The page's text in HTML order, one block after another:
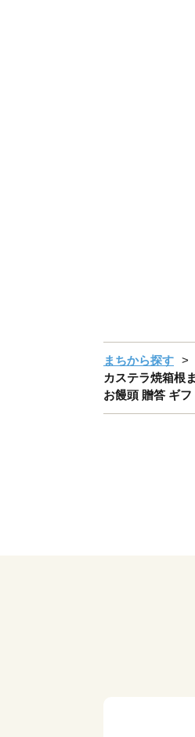
まちから探す
カステラ焼箱根
お饅頭 贈答 ギ